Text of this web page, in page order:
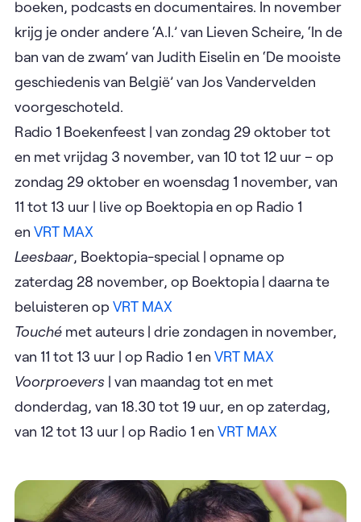
boeken, podcasts en documentaires. In november
krijg je onder andere ‘A.I.’ van Lieven Scheire, ‘In de
ban van de zwam’ van Judith Eiselin en ‘De mooiste
geschiedenis van België’ van Jos Vandervelden
voorgeschoteld.
Radio 1 Boekenfeest | van zondag 29 oktober tot
en met vrijdag 3 november, van 10 tot 12 uur – op
zondag 29 oktober en woensdag 1 november, van
11 tot 13 uur | live op Boektopia en op Radio 1
en VRT MAX
Leesbaar, Boektopia-special | opname op
zaterdag 28 november, op Boektopia | daarna te
beluisteren op VRT MAX
Touché met auteurs | drie zondagen in november,
van 11 tot 13 uur | op Radio 1 en VRT MAX
Voorproevers | van maandag tot en met
donderdag, van 18.30 tot 19 uur, en op zaterdag,
van 12 tot 13 uur | op Radio 1 en VRT MAX